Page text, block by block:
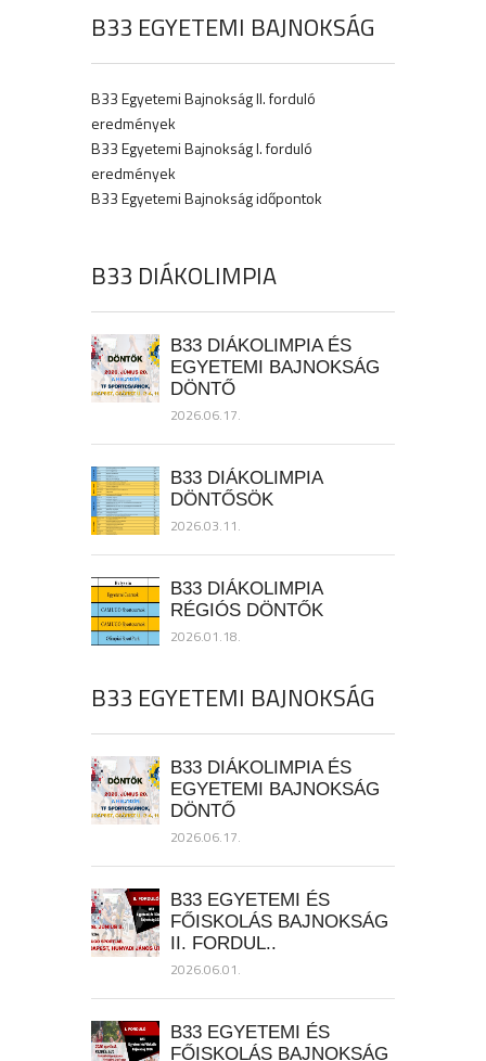
B33 EGYETEMI BAJNOKSÁG
B33 Egyetemi Bajnokság II. forduló
eredmények
B33 Egyetemi Bajnokság I. forduló
eredmények
B33 Egyetemi Bajnokság időpontok
B33 DIÁKOLIMPIA
B33 DIÁKOLIMPIA ÉS
EGYETEMI BAJNOKSÁG
DÖNTŐ
2026.06.17.
B33 DIÁKOLIMPIA
DÖNTŐSÖK
2026.03.11.
B33 DIÁKOLIMPIA
RÉGIÓS DÖNTŐK
2026.01.18.
B33 EGYETEMI BAJNOKSÁG
B33 DIÁKOLIMPIA ÉS
EGYETEMI BAJNOKSÁG
DÖNTŐ
2026.06.17.
B33 EGYETEMI ÉS
FŐISKOLÁS BAJNOKSÁG
II. FORDUL..
2026.06.01.
B33 EGYETEMI ÉS
FŐISKOLÁS BAJNOKSÁG